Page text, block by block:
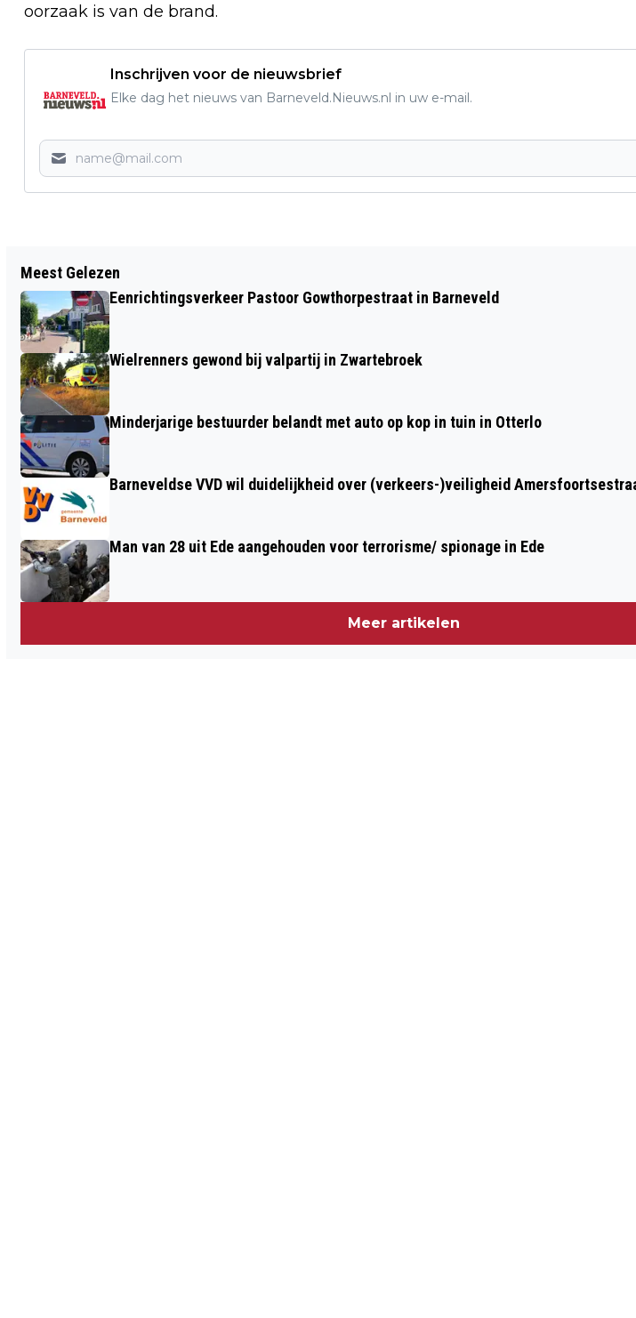
oorzaak is van de brand.
Inschrijven voor de nieuwsbrief
Elke dag het nieuws van Barneveld.Nieuws.nl in uw e-mail.
ONTMOET BEELDHOUWER MARIA
FONTAINE A.S. ZATERDAG IN DE
LUNTERSE GALERIE GOUDSBERG
WEKEROM STEEKT
Meest Gelezen
Eenrichtingsverkeer Pastoor Gowthorpestraat in Barneveld
Wielrenners gewond bij valpartij in Zwartebroek
Minderjarige bestuurder belandt met auto op kop in tuin in Otterlo
Barneveldse VVD wil duidelijkheid over (verkeers-)veiligheid
Man van 28 uit Ede aangehouden voor terrorisme/ spionage in Ede
Meer artikelen